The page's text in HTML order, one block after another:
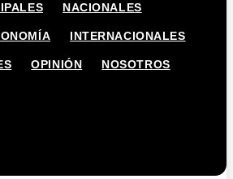
NACIONALES
INTERNACIONALES
OPINIÓN NOSOTROS